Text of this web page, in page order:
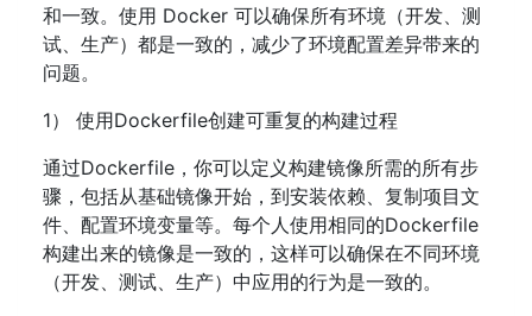
和一致。使用 Docker 可以确保所有环境（开发、测
试、生产）都是一致的，减少了环境配置差异带来的
问题。
1） 使用Dockerfile创建可重复的构建过程
通过Dockerfile，你可以定义构建镜像所需的所有步
骤，包括从基础镜像开始，到安装依赖、复制项目文
件、配置环境变量等。每个人使用相同的Dockerfile
构建出来的镜像是一致的，这样可以确保在不同环境
（开发、测试、生产）中应用的行为是一致的。